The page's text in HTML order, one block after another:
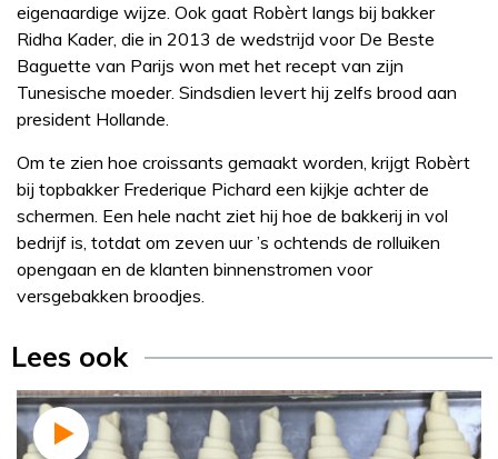
eigenaardige wijze. Ook gaat Robèrt langs bij bakker
Ridha Kader, die in 2013 de wedstrijd voor De Beste
Baguette van Parijs won met het recept van zijn
Tunesische moeder. Sindsdien levert hij zelfs brood aan
president Hollande.
Om te zien hoe croissants gemaakt worden, krijgt Robèrt
bij topbakker Frederique Pichard een kijkje achter de
schermen. Een hele nacht ziet hij hoe de bakkerij in vol
bedrijf is, totdat om zeven uur ’s ochtends de rolluiken
opengaan en de klanten binnenstromen voor
versgebakken broodjes.
Lees ook